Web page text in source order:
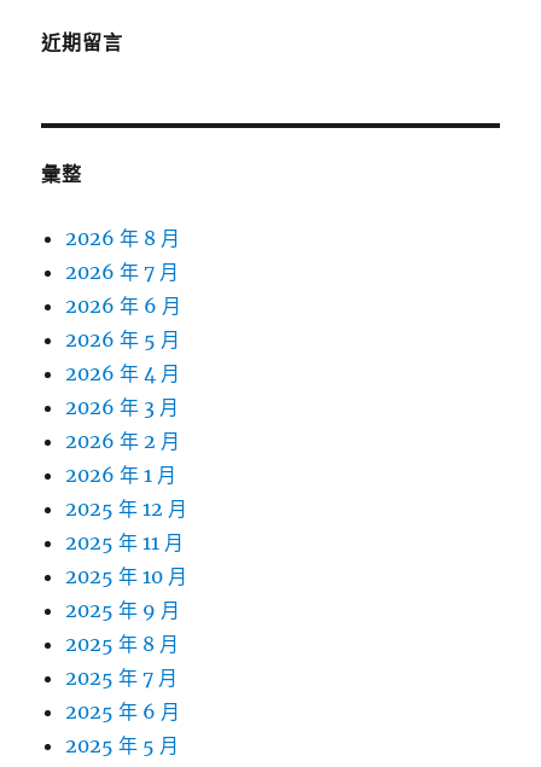
近期留言
彙整
2026 年 8 月
2026 年 7 月
2026 年 6 月
2026 年 5 月
2026 年 4 月
2026 年 3 月
2026 年 2 月
2026 年 1 月
2025 年 12 月
2025 年 11 月
2025 年 10 月
2025 年 9 月
2025 年 8 月
2025 年 7 月
2025 年 6 月
2025 年 5 月